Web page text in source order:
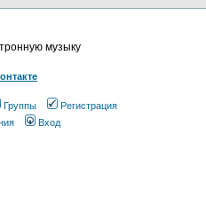
музыку
Группы
Регистрация
Вход